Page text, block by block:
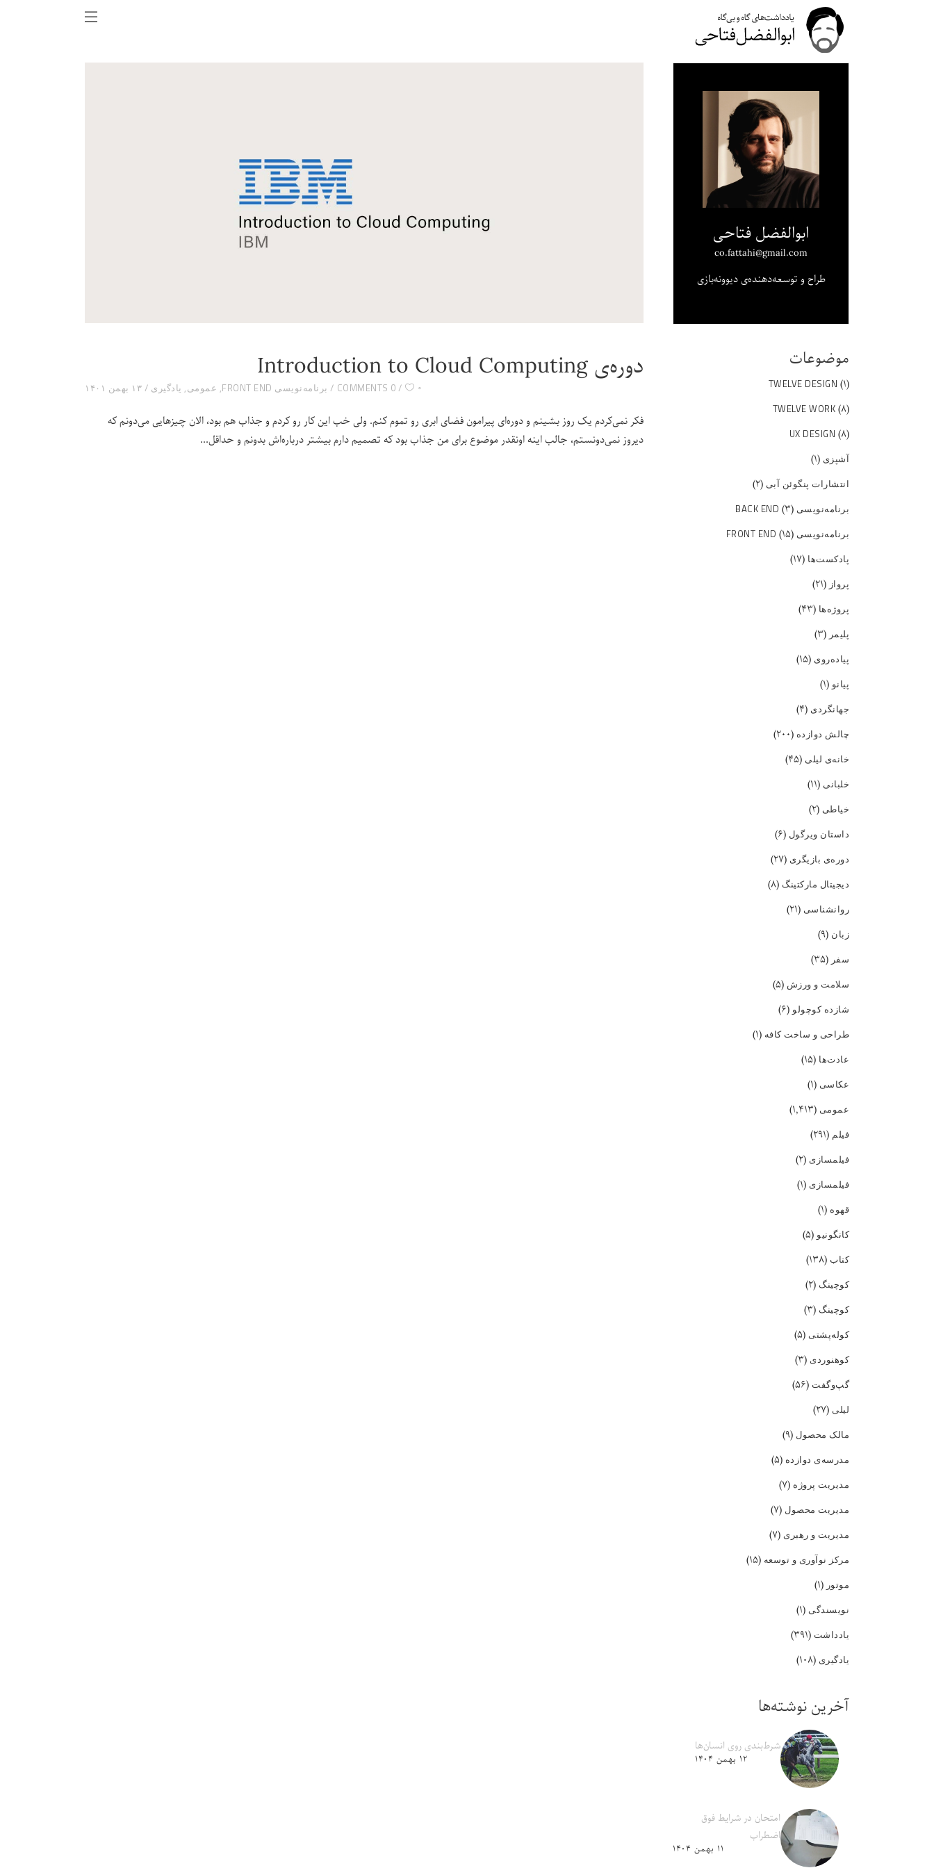
دوره‌ی Introduction to Cloud Computing
۱۳ بهمن ۱۴۰۱ برنامه‌نویسی FRONT END , عمومی, یادگیری 0 COMMENTS ۰
فکر نمی‌کردم یک روز بشینم و دوره‌‌ای پیرامون فضای ابری رو تموم کنم. ولی خب این کار رو کردم و جذاب هم بود، الان چیزهایی می‌دونم که
دیروز نمی‌دونستم، جالب اینه اونقدر موضوع برای من جذاب بود که تصمیم دارم بیشتر درباره‌اش بدونم و حداقل
ابوالفضل فتاحی
co.fattahi@gmail.com
طراح و توسعه‌دهنده‌ی دیوونه‌بازی
موضوعات
TWELVE DESIGN (۱)
TWELVE WORK (۸)
UX DESIGN (۸)
آشپزی (۱)
انتشارات پنگوئن آبی (۲)
برنامه‌نویسی BACK END (۳)
برنامه‌نویسی FRONT END (۱۵)
پادکست‌ها (۱۷)
پرواز(۲۱)
پروژه‌ها (۴۳)
پلیمر(۳)
پیاده‌روی (۱۵)
پیانو(۱)
جهانگردی (۴)
چالش دوازده (۲۰۰)
خانه‌ی لیلی (۴۵)
خلبانی (۱۱)
خیاطی (۲)
داستان ویرگول (۶)
دوره‌ی بازیگری (۲۷)
دیجیتال مارکتینگ (۸)
روانشناسی (۲۱)
زبان (۹)
سفر(۳۵)
سلامت و ورزش (۵)
شازده کوچولو(۶)
طراحی و ساخت کافه (۱)
عادت‌ها (۱۵)
عکاسی (۱)
عمومی (۱,۴۱۳)
فیلم (۲۹۱)
فیلمسازی (۲)
فیلمسازی (۱)
قهوه (۱)
کانگونیو(۵)
کتاب (۱۳۸)
کوچینگ (۲)
کوچینگ (۳)
کوله‌پشتی (۵)
کوهنوردی (۳)
گپ‌و‌گفت (۵۶)
لیلی (۲۷)
مالک محصول (۹)
مدرسه‌ی دوازده (۵)
مدیریت پروژه (۷)
مدیریت محصول (۷)
مدیریت و رهبری (۷)
مرکز نوآوری و توسعه (۱۵)
موتور(۱)
نویسندگی (۱)
یادداشت (۳۹۱)
یادگیری (۱۰۸)
آخرین نوشته‌ها
شرط‌بندی روی انسان‌ها
۱۲ بهمن ۱۴۰۴
امتحان در شرایط فوق
اضطراب
۱۱ بهمن ۱۴۰۴